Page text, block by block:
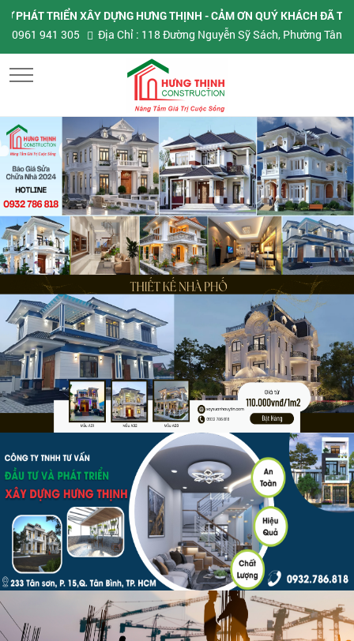
TRIỂN XÂY DỰNG HƯNG THỊNH - CẢM ƠN QUÝ KHÁCH ĐÃ TIN
941 305
Địa Chỉ : 118 Đường Nguyễn Sỹ Sách, Phường Tân Sơn (